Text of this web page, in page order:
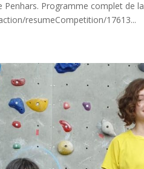
Penhars. Programme complet de
resumeCompetition/17613...